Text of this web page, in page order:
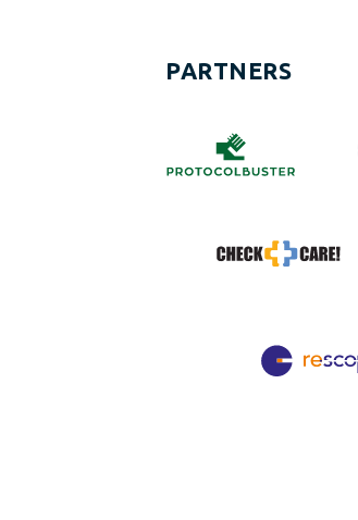
PARTNERS